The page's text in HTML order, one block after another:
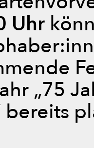
Uhr
„75
bereits